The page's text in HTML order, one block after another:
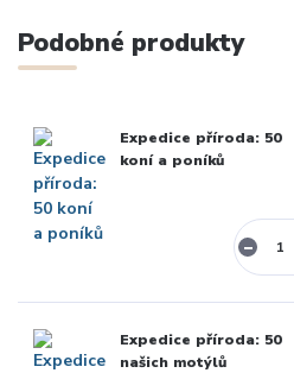
Podobné produkty
Expedice příroda: 50
koní a poníků
Expedice příroda: 50
našich motýlů